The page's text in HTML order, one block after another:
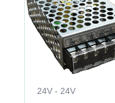
24V - 24V